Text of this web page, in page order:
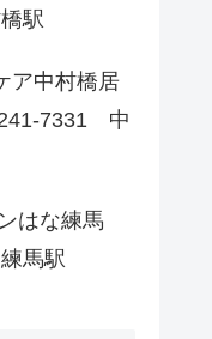
駅
ア中村橋居
7331 中
はな練馬
馬駅